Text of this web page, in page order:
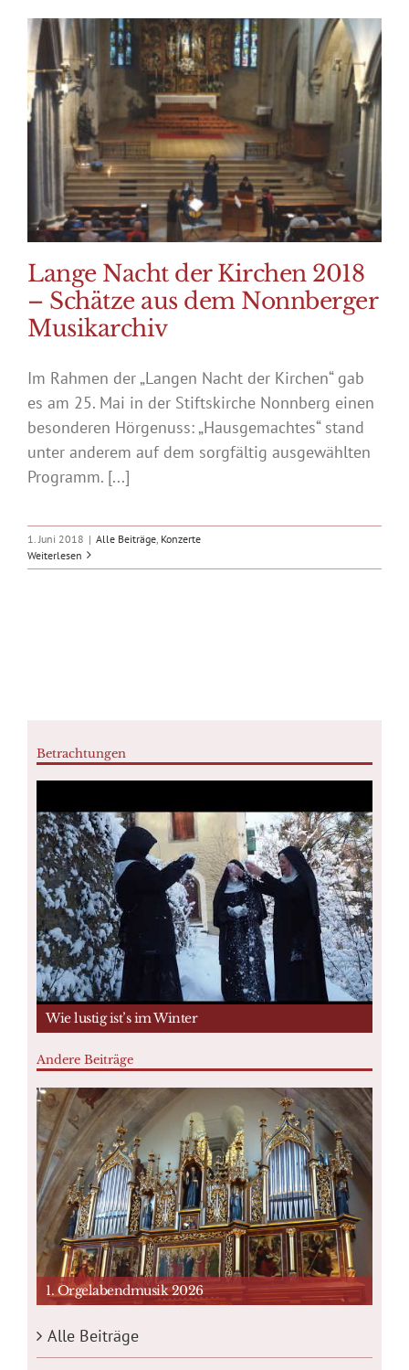
Lange Nacht der Kirchen 2018
– Schätze aus dem Nonnberger
Musikarchiv
Im Rahmen der „Langen Nacht der Kirchen“ gab
es am 25. Mai in der Stiftskirche Nonnberg einen
besonderen Hörgenuss: „Hausgemachtes“ stand
unter anderem auf dem sorgfältig ausgewählten
Programm. [...]
1. Juni 2018 | Alle Beiträge Konzerte
Weiterlesen
Betrachtungen
Wie lustig ist’s im Winter
Andere Beiträge
1. Orgelabendmusik 2026
Alle Beiträge